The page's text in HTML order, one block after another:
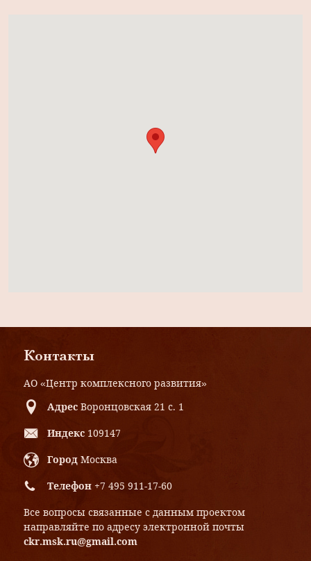
Контакты
АО «Центр комплексного развития»
Адрес Воронцовская 21 с. 1
Индекс 109147
Город Москва
Телефон +7 495 911-17-60
Все вопросы связанные с данным проектом
направляйте по адресу электронной почты
ckr.msk.ru@gmail.com